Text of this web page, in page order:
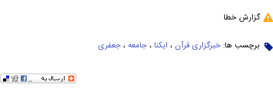
گزارش خطا
برچسب ها: خبرگزاری قرآن ، ایکنا ، جامعه ، جعفری